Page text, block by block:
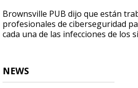
Brownsville PUB dijo que están
profesionales de ciberseguridad
cada una de las infecciones de los
NEWS